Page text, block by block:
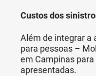
Custos dos
Além de integrar a
para pessoas –
em Campinas
apresentadas.